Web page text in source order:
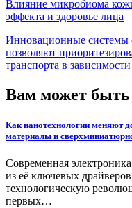
Влияние микробиома
эффекта и здоровье лица
Инновационные системы
позволяют
транспорта в
Вам может быть
Как нанотехнологии меняют
материалы и
Современная
из её ключевых
технологическую
первых…